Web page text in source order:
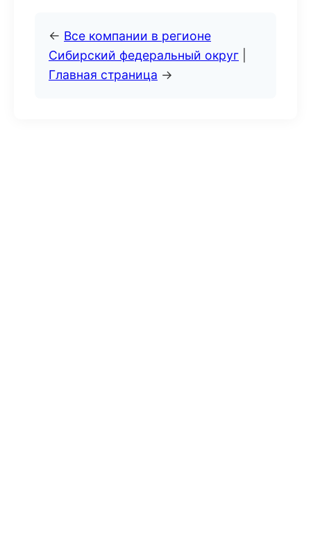
← Все компании в регионе
Сибирский федеральный округ
Главная страница →